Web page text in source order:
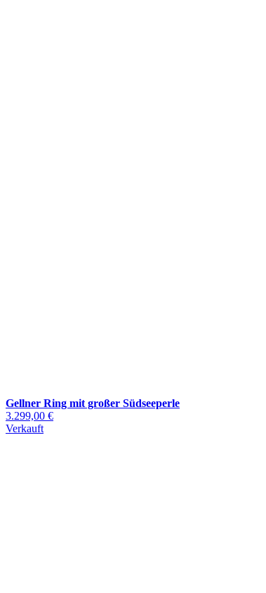
Gellner Ring mit großer Südseeperle
3.299,00 €
Verkauft